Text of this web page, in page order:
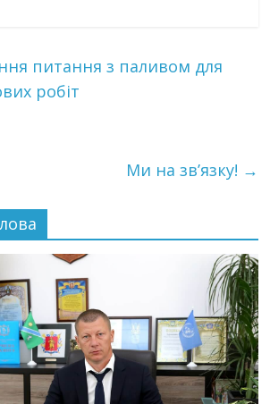
питання з паливом для
робіт
Ми на зв’язку! →